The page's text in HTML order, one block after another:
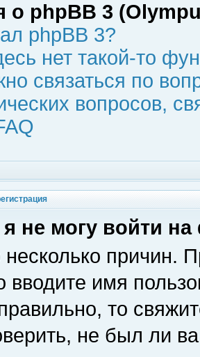
о phpBB 3
phpBB 3?
нет такой-то
связаться по
вопросов,
не могу войти
причин.
вводите имя
то
не был ли